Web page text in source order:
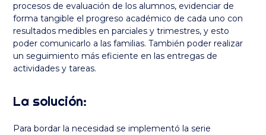
procesos de evaluación de los alumnos, evidenciar de
forma tangible el progreso académico de cada uno con
resultados medibles en parciales y trimestres, y esto
poder comunicarlo a las familias. También poder realizar
un seguimiento más eficiente en las entregas de
actividades y tareas.
La solución:
Para bordar la necesidad se implementó la serie